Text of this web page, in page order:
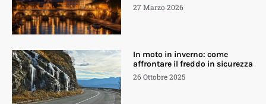
27 Marzo 2026
In moto in inverno: come
affrontare il freddo in sicurezza
26 Ottobre 2025